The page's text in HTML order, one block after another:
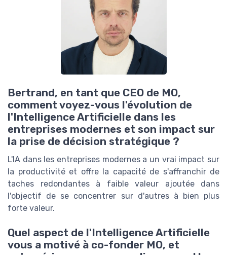
Bertrand, en tant que CEO de MO,
comment voyez-vous l'évolution de
l'Intelligence Artificielle dans les
entreprises modernes et son impact sur
la prise de décision stratégique ?
L'IA dans les entreprises modernes a un vrai impact sur
la productivité et offre la capacité de s'affranchir de
taches redondantes à faible valeur ajoutée dans
l'objectif de se concentrer sur d'autres à bien plus
forte valeur.
Quel aspect de l'Intelligence Artificielle
vous a motivé à co-fonder MO, et